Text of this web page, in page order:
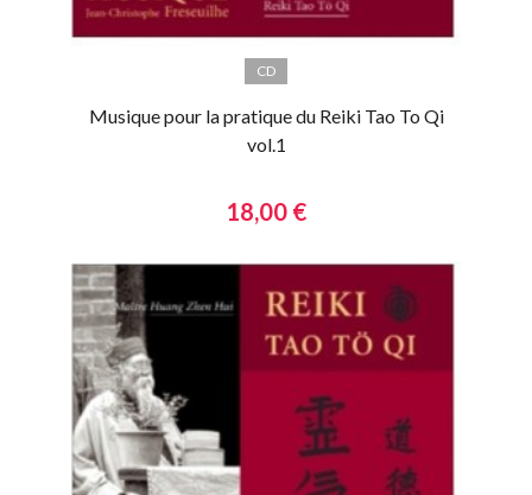
CD
Musique pour la pratique du Reiki Tao To Qi
vol.1
18,00 €